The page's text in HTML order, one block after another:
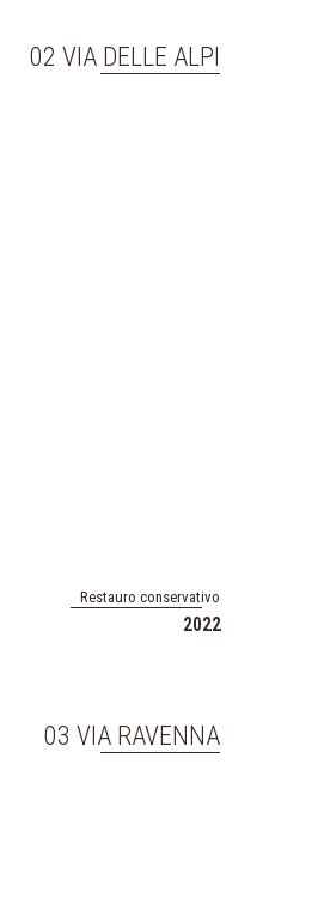
02 VIA DELLE ALPI
Restauro conservativo
2022
03 VIA RAVENNA